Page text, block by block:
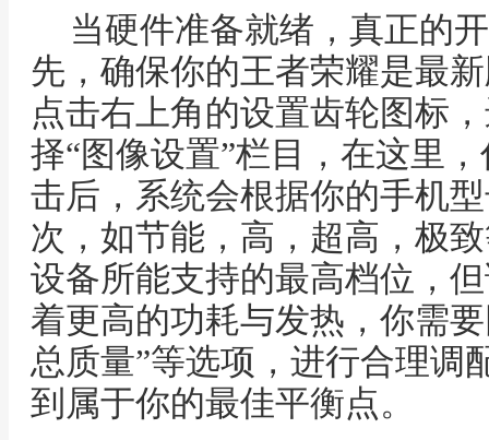
当硬件准备就绪，真正的
先，确保你的王者荣耀是最
点击右上角的设置齿轮图标
择“图像设置”栏目，在这里
击后，系统会根据你的手机
次，如节能，高，超高，极
设备所能支持的最高档位，
着更高的功耗与发热，你需
总质量”等选项，进行合理调
到属于你的最佳平衡点。